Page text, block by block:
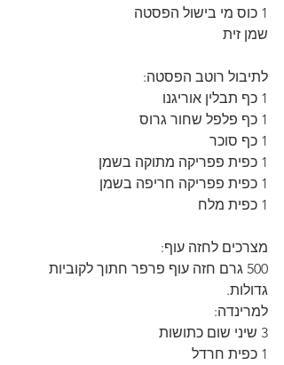
1 כוס מי בישול הפסטה
שמן זית
לתיבול רוטב הפסטה:
1 כף תבלין אוריגנו
1 כף פלפל שחור גרוס
1 כף סוכר
1 כפית פפריקה מתוקה בשמן
1 כפית פפריקה חריפה בשמן
1 כפית מלח
מצרכים לחזה עוף:
500 גרם חזה עוף פרפר חתוך לקוביות
גדולות.
למרינדה:
3 שיני שום כתושות
1 כפית חרדל